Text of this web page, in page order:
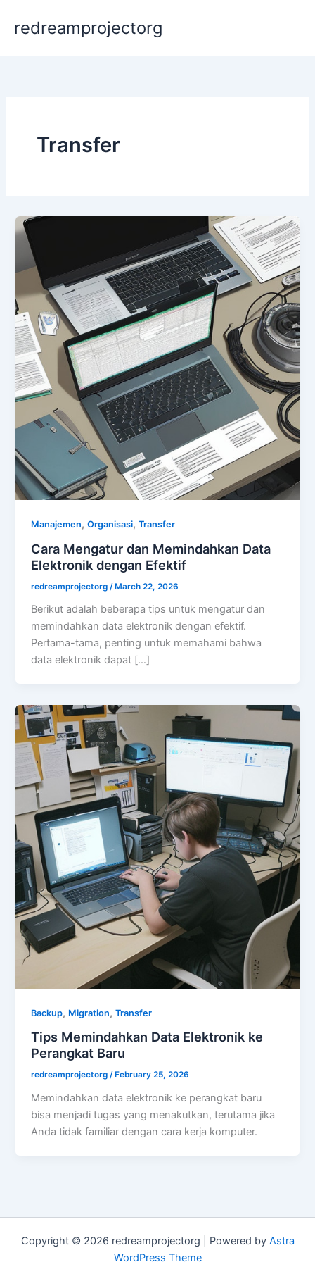
redreamprojectorg
Transfer
Manajemen,Organisasi,Transfer
Cara Mengatur dan Memindahkan Data
Elektronik dengan Efektif
redreamprojectorg /March 22, 2026
Berikut adalah beberapa tips untuk mengatur dan
memindahkan data elektronik dengan efektif.
Pertama-tama, penting untuk memahami bahwa
data elektronik dapat […]
Backup, Migration,Transfer
Tips Memindahkan Data Elektronik ke
Perangkat Baru
redreamprojectorg/ February 25, 2026
Memindahkan data elektronik ke perangkat baru
bisa menjadi tugas yang menakutkan, terutama jika
Anda tidak familiar dengan cara kerja komputer.
Copyright © 2026 redreamprojectorg | Powered by Astra
WordPress Theme